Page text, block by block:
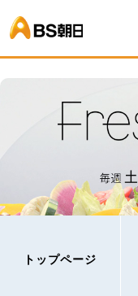
トップページ